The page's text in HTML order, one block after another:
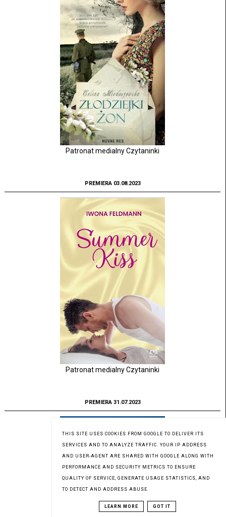
Patronat medialny Czytaninki
PREMIERA 03.08.2023
Patronat medialny Czytaninki
PREMIERA 31.07.2023
THIS SITE USES COOKIES FROM GOOGLE TO DELIVER ITS
SERVICES AND TO ANALYZE TRAFFIC. YOUR IP ADDRESS
AND USER-AGENT ARE SHARED WITH GOOGLE ALONG WITH
PERFORMANCE AND SECURITY METRICS TO ENSURE
QUALITY OF SERVICE, GENERATE USAGE STATISTICS, AND
TO DETECT AND ADDRESS ABUSE.
LEARN MORE GOT IT